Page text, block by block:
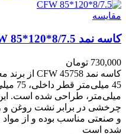
مقايسه
کاسه نمد CFW 85*120*8/7.5
730,000 تومان
میلی‌متر، طراحی شده است.
چرخشی در برابر نشت روغن و
و صنعتی مناسب بوده و از
شده است